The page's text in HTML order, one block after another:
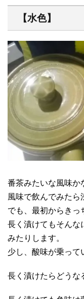
【水色】
番茶みたいな風味か
風味で飲んでみたら
でも、最初からきっ
長く漬けてもそんな
みたりします。
少し、酸味が乗って
長く漬けたらどうな